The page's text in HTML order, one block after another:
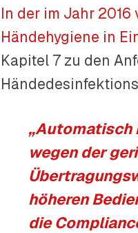
In der im Jahr
Händehygiene in
Kapitel 7 zu den
„Automatisch
wegen der
höheren
die